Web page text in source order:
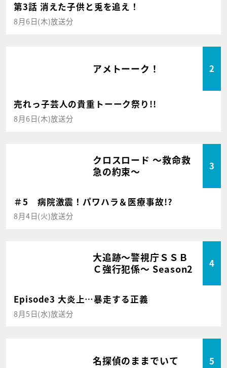
第3話 消えた子供と兎を追え！
8月6日(木)放送分
アメトーーク！ 2
売れっ子芸人の貴重トーーク祭り!!
8月6日(木)放送分
クロスロード ～救命救
急の約束～
3
＃5 病院激震！パワハラ＆医療事故!?
8月4日(火)放送分
大追跡～警視庁ＳＳＢ
Ｃ強行犯係～ Season2
4
Episode3 大炎上…暴走する正義
8月5日(水)放送分
名探偵のままでいて 5